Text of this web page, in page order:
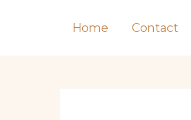
Home Contact